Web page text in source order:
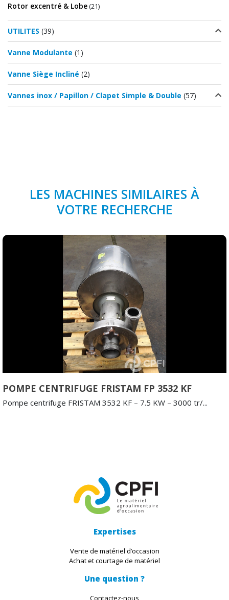
Rotor excentré & Lobe(21)
UTILITES (39)
Vanne Modulante (1)
Vanne Siège Incliné (2)
Vannes inox / Papillon / Clapet Simple & Double (57)
LES MACHINES SIMILAIRES À
VOTRE RECHERCHE
POMPE CENTRIFUGE FRISTAM FP 3532 KF
Pompe centrifuge FRISTAM 3532 KF – 7.5 KW – 3000 tr/...
Expertises
Vente de matériel d’occasion
Achat et courtage de matériel
Une question ?
Contactez-nous